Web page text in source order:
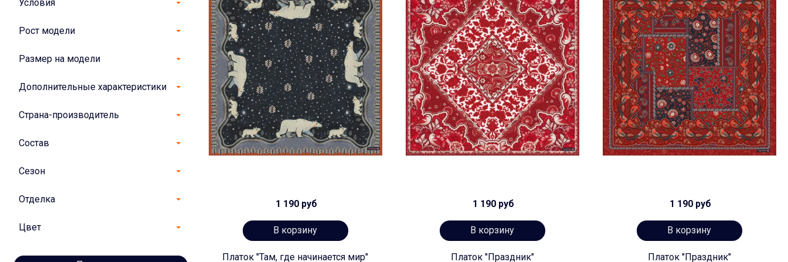
1 190 руб
В корзину
Платок "Там, где начинается мир"
1 190 руб
В корзину
Платок "Праздник"
1 190 руб
В корзину
Платок "Праздник"
Условия
Рост модели
Размер на модели
Дополнительные характеристики
Страна-производитель
Состав
Сезон
Отделка
Цвет